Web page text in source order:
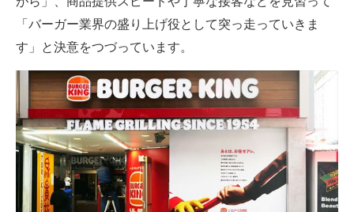
電子設計の基本と応用
建設×テクノロジーの最前線
ちょっと気になるネットの話題
「バーガー業界の盛り上げ役として突っ走っていきま
す」と決意をつづっています。